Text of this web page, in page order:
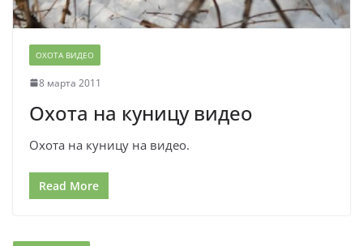
ОХОТА ВИДЕО
8 марта 2011
Охота на куницу видео
Охота на куницу на видео.
Read More